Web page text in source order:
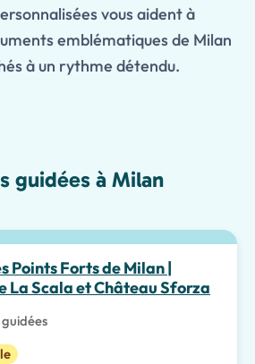
vous aident à
emblématiques de Milan
à un rythme détendu.
guidées à Milan
Points Forts de Milan |
La Scala et Château Sforza